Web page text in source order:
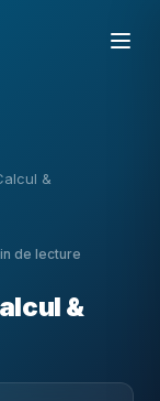
&
de lecture
&